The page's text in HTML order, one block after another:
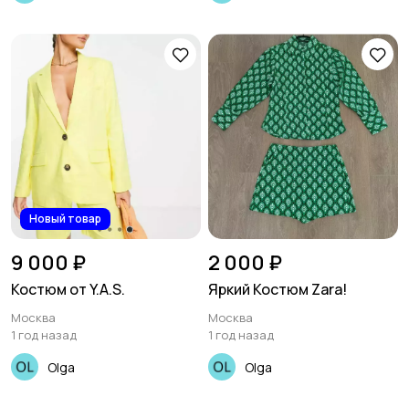
Новый товар
9 000 ₽
Костюм от Y.A.S.
Москва
1 год назад
Olga
2 000 ₽
Яркий Костюм Zara!
Москва
1 год назад
Olga